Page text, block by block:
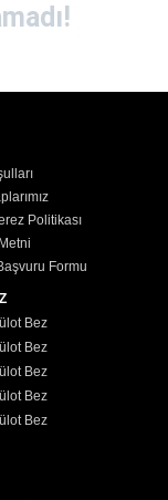
Politikası
Formu
Bez
Bez
Bez
Bez
Bez